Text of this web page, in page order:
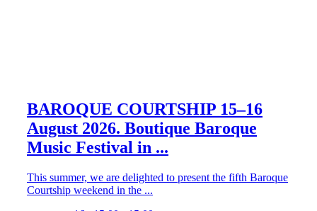
BAROQUE COURTSHIP 15–16
August 2026. Boutique Baroque
Music Festival in ...
This summer, we are delighted to present the fifth Baroque
Courtship weekend in the ...